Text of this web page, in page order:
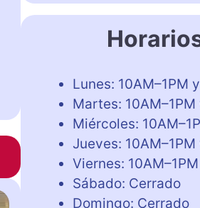
Lunes: 10AM–1PM
Martes:
Miércoles:
Jueves:
Viernes:
Sábado: Cerrado
Domingo: Cerrado